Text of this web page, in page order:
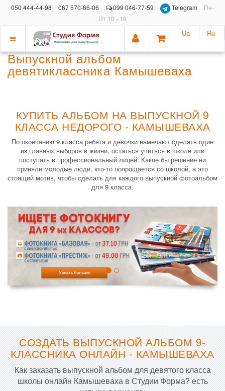
050 444-44-98 067 570-66-06 099 046-77-59 Telegram
Пн-
Пт 10 - 18
Показать
меню
Ua Ru
Выпускной альбом
девятиклассника Камышеваха
КУПИТЬ АЛЬБОМ НА ВЫПУСКНОЙ 9
КЛАССА НЕДОРОГО - КАМЫШЕВАХА
По окончанию 9 класса ребята и девочки намечают сделать один
из главных выборов в жизни, остаться учиться в школе или
поступать в профессиональный лицей. Какое бы решение ни
приняли молодые люди, кто-то попрощается со школой, а это
стоящий мотив, чтобы сделать для каждого выпускной фотоальбом
для 9 класса.
СОЗДАТЬ ВЫПУСКНОЙ АЛЬБОМ 9-
КЛАССНИКА ОНЛАЙН - КАМЫШЕВАХА
Как заказать выпускной альбом для девятого класса
школы онлайн Камышеваха в Студии Форма? есть